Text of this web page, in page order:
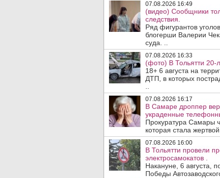
07.08.2026 16:49
(видео) Сообщники
следствия.
Ряд фигурантов
блогерши Валерии
суда. ..
07.08.2026 16:33
(фото) В Тольятти 20-
18+ 6 августа на
ДТП, в которых
07.08.2026 16:17
В Самаре дроппер
украденные
Прокуратура Самары
которая стала
07.08.2026 16:00
В Тольятти провели
электросамокатов .
Накануне, 6 августа,
Победы